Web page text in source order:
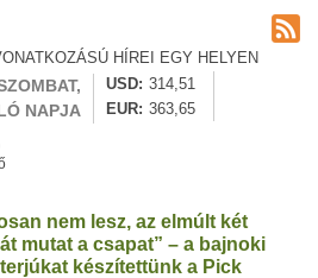
HÍREI EGY HELYEN
NAPJA
USD
314,51
EUR
363,65
nem lesz, az elmúlt két
mutat a csapat” – a bajnoki
készítettünk a Pick